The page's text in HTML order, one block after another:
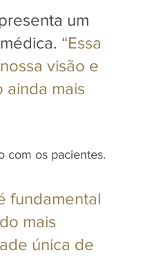
um
“Essa
visão e
ainda mais
com os pacientes.
fundamental
mais
única de